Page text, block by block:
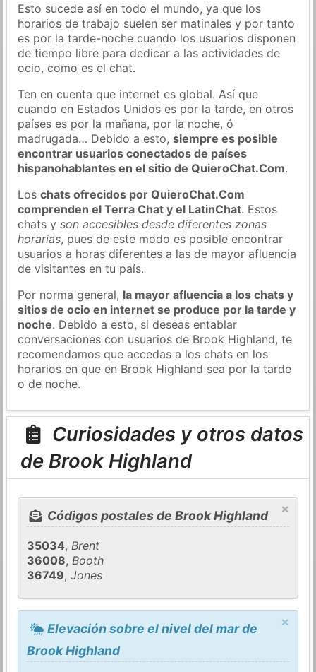
Esto sucede así en todo el mundo, ya que los
horarios de trabajo suelen ser matinales y por tanto
es por la tarde-noche cuando los usuarios disponen
de tiempo libre para dedicar a las actividades de
ocio, como es el chat.
Ten en cuenta que internet es global. Así que
cuando en Estados Unidos es por la tarde, en otros
países es por la mañana, por la noche, ó
madrugada… Debido a esto,siempre es posible
encontrar usuarios conectados de países
hispanohablantes en el sitio de QuieroChat.Com.
Loschats ofrecidos por QuieroChat.Com
comprenden el Terra Chat y el LatinChat. Estos
chats yson accesibles desde diferentes zonas
horarias, pues de este modo es posible encontrar
usuarios a horas diferentes a las de mayor afluencia
de visitantes en tu país.
Por norma general, la mayor afluencia a los chats y
sitios de ocio en internet se produce por la tarde y
noche. Debido a esto, si deseas entablar
conversaciones con usuarios de Brook Highland, te
recomendamos que accedas a los chats en los
horarios en que en Brook Highland sea por la tarde
o de noche.
Curiosidades y otros datos
de Brook Highland
×
Códigos postales de Brook Highland
35034,Brent
36008,Booth
36749,Jones
×
Elevación sobre el nivel del mar de
Brook Highland